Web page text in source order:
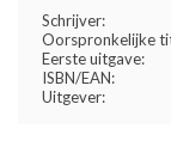
Schrijver:
Oorspronkelijke
Eerste uitgave:
ISBN/EAN:
Uitgever: